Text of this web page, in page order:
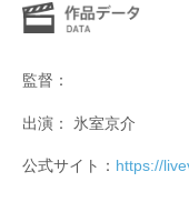
監督：
出演： 氷室京介
公式サイト： https://